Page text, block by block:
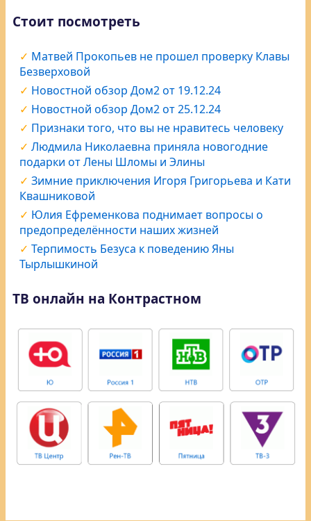
Стоит посмотреть
Матвей Прокопьев не прошел проверку Клавы
Безверховой
Новостной обзор Дом2 от 19.12.24
Новостной обзор Дом2 от 25.12.24
Признаки того, что вы не нравитесь человеку
Людмила Николаевна приняла новогодние
подарки от Лены Шломы и Элины
Зимние приключения Игоря Григорьева и Кати
Квашниковой
Юлия Ефременкова поднимает вопросы о
предопределённости наших жизней
Терпимость Безуса к поведению Яны
Тырлышкиной
ТВ онлайн на Контрастном